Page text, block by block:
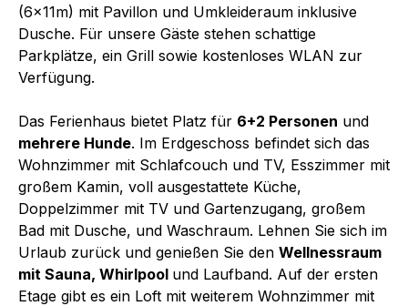
(6x11m) mit Pavillon und Umkleideraum inklusive
Dusche. Für unsere Gäste stehen schattige
Parkplätze, ein Grill sowie kostenloses WLAN zur
Verfügung.
Das Ferienhaus bietet Platz für 6+2 Personen und
mehrere Hunde. Im Erdgeschoss befindet sich das
Wohnzimmer mit Schlafcouch und TV, Esszimmer mit
großem Kamin, voll ausgestattete Küche,
Doppelzimmer mit TV und Gartenzugang, großem
Bad mit Dusche, und Waschraum. Lehnen Sie sich im
Urlaub zurück und genießen Sie den Wellnessraum
mit Sauna, Whirlpool und Laufband. Auf der ersten
Etage gibt es ein Loft mit weiterem Wohnzimmer mit